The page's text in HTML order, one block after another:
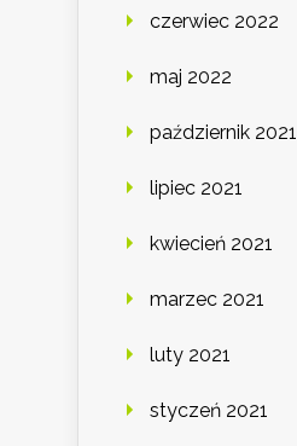
czerwiec 2022
maj 2022
październik 2021
lipiec 2021
kwiecień 2021
marzec 2021
luty 2021
styczeń 2021